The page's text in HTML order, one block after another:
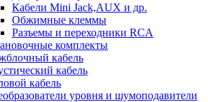
Кабели Mini Jack,AUX и др.
Обжимные клеммы
Разъемы и переходники RCA
комплекты
кабель
кабель
кабель
уровня и шумоподавители